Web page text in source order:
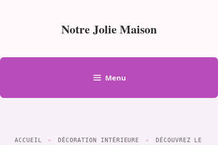
Notre Jolie Maison
Menu
ACCUEIL » DÉCORATION INTÉRIEURE »
DÉCOUVREZ LE